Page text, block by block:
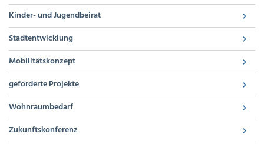
Kinder- und Jugendbeirat
Stadtentwicklung
Mobilitätskonzept
geförderte Projekte
Wohnraumbedarf
Zukunftskonferenz